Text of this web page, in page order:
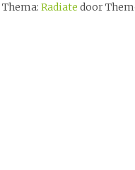
Thema: Radiate door